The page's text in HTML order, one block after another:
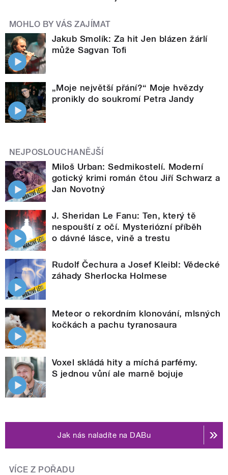
MOHLO BY VÁS ZAJÍMAT
Jakub Smolík: Za hit Jen blázen žárlí
může Sagvan Tofi
„Moje největší přání?“ Moje hvězdy
pronikly do soukromí Petra Jandy
NEJPOSLOUCHANĚJŠÍ
Miloš Urban: Sedmikostelí. Moderní
gotický krimi román čtou Jiří Schwarz a
Jan Novotný
J. Sheridan Le Fanu: Ten, který tě
nespouští z očí. Mysteriózní příběh
o dávné lásce, vině a trestu
Rudolf Čechura a Josef Kleibl: Vědecké
záhady Sherlocka Holmese
Meteor o rekordním klonování, mlsných
kočkách a pachu tyranosaura
Voxel skládá hity a míchá parfémy.
S jednou vůní ale marně bojuje
Jak nás naladíte na DABu
VÍCE Z POŘADU